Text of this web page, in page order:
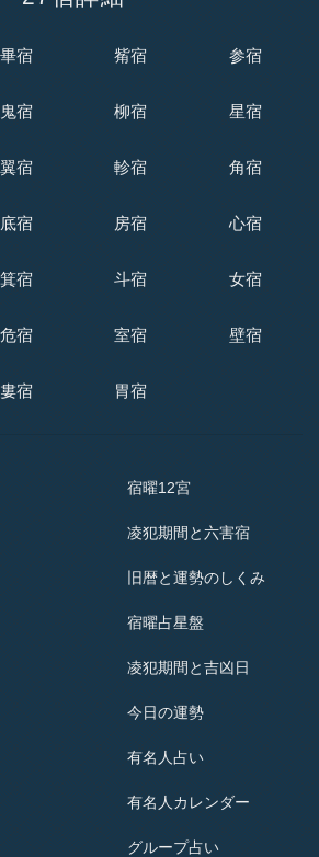
畢宿 觜宿 参宿
鬼宿 柳宿 星宿
翼宿 軫宿 角宿
底宿 房宿 心宿
箕宿 斗宿 女宿
危宿 室宿 壁宿
婁宿 胃宿
宿曜12宮
凌犯期間と六害宿
旧暦と運勢のしくみ
宿曜占星盤
凌犯期間と吉凶日
今日の運勢
有名人占い
有名人 カレンダー
グループ占い